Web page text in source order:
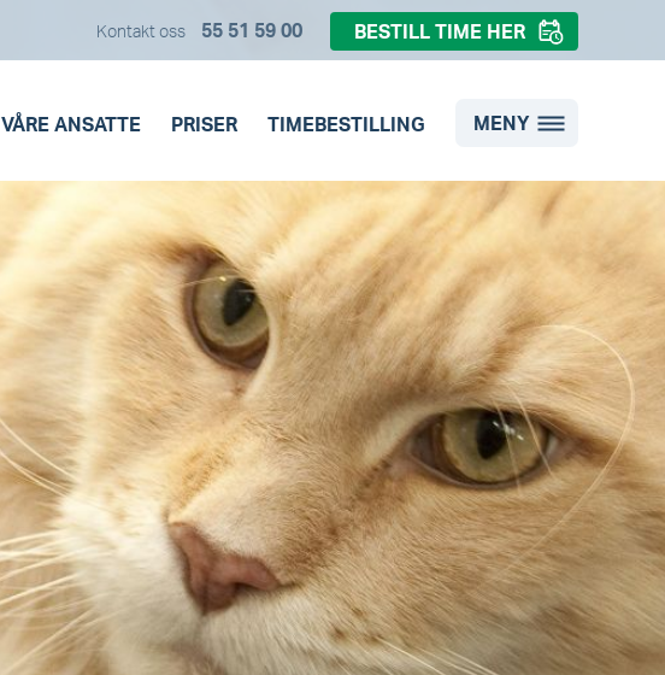
Kontakt oss 55 51 59 00 BESTILL TIME HER
VÅRE ANSATTE PRISER TIMEBESTILLING MENY